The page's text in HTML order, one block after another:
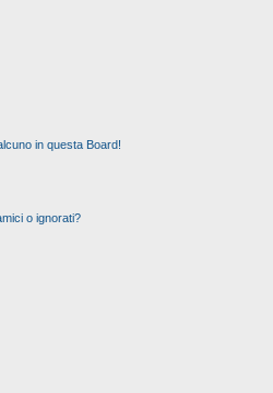
in questa Board!
o ignorati?